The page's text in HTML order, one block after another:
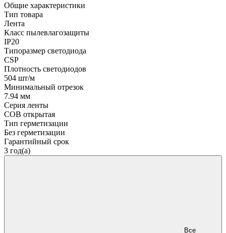
Общие характеристики
Тип товара
Лента
Класс пылевлагозащиты
IP20
Типоразмер светодиода
CSP
Плотность светодиодов
504 шт/м
Минимальный отрезок
7.94 мм
Серия ленты
COB открытая
Тип герметизации
Без герметизации
Гарантийный срок
3 год(а)